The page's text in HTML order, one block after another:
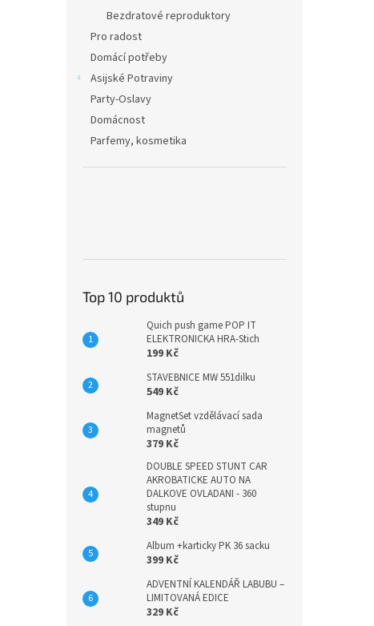
Bezdratové reproduktory
Pro radost
Domácí potřeby
Asijské Potraviny
Party-Oslavy
Domácnost
Parfemy, kosmetika
Top 10 produktů
Quich push game POP IT
ELEKTRONICKA HRA-Stich
199 Kč
STAVEBNICE MW 551dilku
549 Kč
MagnetSet vzdělávací sada
magnetů
379 Kč
DOUBLE SPEED STUNT CAR
AKROBATICKE AUTO NA
DALKOVE OVLADANI - 360
stupnu
349 Kč
Album +karticky PK 36 sacku
399 Kč
ADVENTNÍ KALENDÁŘ LABUBU –
LIMITOVANÁ EDICE
329 Kč